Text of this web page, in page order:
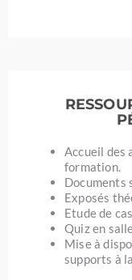
Accueil des
formation.
Documents
Exposés
Etude de
Quiz en
Mise à
supports à